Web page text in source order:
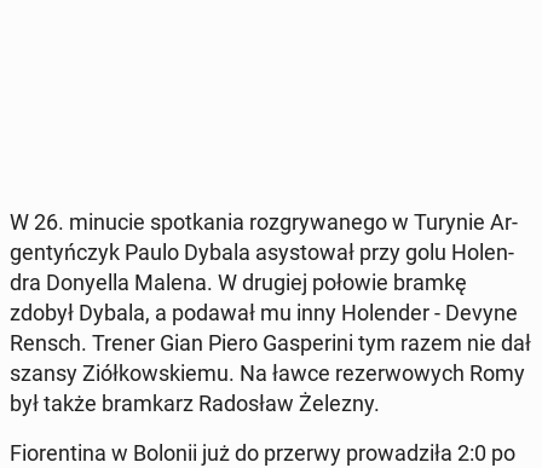
W 26. minucie spo­tka­nia roz­gry­wa­ne­go w Turynie Ar­
gen­tyń­czyk Paulo Dybala asy­sto­wał przy golu Ho­len­
dra Do­ny­el­la Malena. W drugiej połowie bramkę
zdobył Dybala, a podawał mu inny Ho­len­der - Devyne
Rensch. Trener Gian Piero Ga­spe­ri­ni tym razem nie dał
szansy Ziół­kow­skie­mu. Na ławce re­zer­wo­wych Romy
był także bram­karz Ra­do­sław Żelezny.
Fio­ren­ti­na w Bolonii już do przerwy pro­wa­dzi­ła 2:0 po